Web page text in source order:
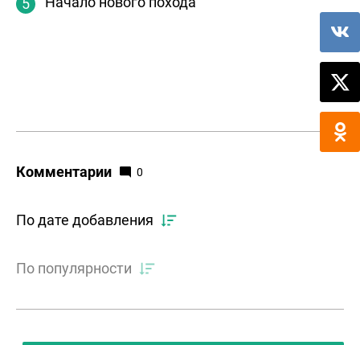
Комментарии 0
По дате добавления
По популярности